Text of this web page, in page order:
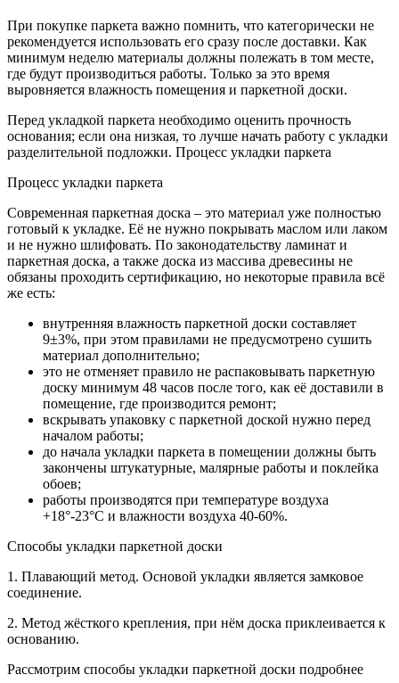
При покупке паркета важно помнить, что категорически не
рекомендуется использовать его сразу после доставки. Как
минимум неделю материалы должны полежать в том месте,
где будут производиться работы. Только за это время
выровняется влажность помещения и паркетной доски.
Перед укладкой паркета необходимо оценить прочность
основания; если она низкая, то лучше начать работу с укладки
разделительной подложки. Процесс укладки паркета
Процесс укладки паркета
Современная паркетная доска – это материал уже полностью
готовый к укладке. Её не нужно покрывать маслом или лаком
и не нужно шлифовать. По законодательству ламинат и
паркетная доска, а также доска из массива древесины не
обязаны проходить сертификацию, но некоторые правила всё
же есть:
внутренняя влажность паркетной доски составляет
9±3%, при этом правилами не предусмотрено сушить
материал дополнительно;
это не отменяет правило не распаковывать паркетную
доску минимум 48 часов после того, как её доставили в
помещение, где производится ремонт;
вскрывать упаковку с паркетной доской нужно перед
началом работы;
до начала укладки паркета в помещении должны быть
закончены штукатурные, малярные работы и поклейка
обоев;
работы производятся при температуре воздуха
+18°-23°C и влажности воздуха 40-60%.
Способы укладки паркетной доски
1. Плавающий метод. Основой укладки является замковое
соединение.
2. Метод жёсткого крепления, при нём доска приклеивается к
основанию.
Рассмотрим способы укладки паркетной доски подробнее